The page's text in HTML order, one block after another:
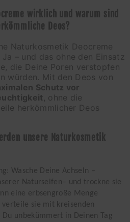
wirklich und warum sind
Deos?
Naturkosmetik Deocreme
– und das ohne den Einsatz
die Deine Poren verstopfen
würden. Mit den Deos von
Schutz vor
, ohne die
herkömmlicher Deos
unsere Naturkosmetik
Wasche Deine Achseln –
Naturseifen– und trockne sie
eine erbsengroße Menge
sie mit kreisenden
Du unbekümmert in Deinen Tag